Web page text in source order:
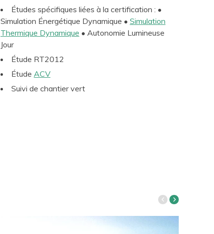
Études spécifiques liées à la certification : •
Simulation Énergétique Dynamique • Simulation
Thermique Dynamique • Autonomie Lumineuse
Jour
Étude RT2012
Étude ACV
Suivi de chantier vert